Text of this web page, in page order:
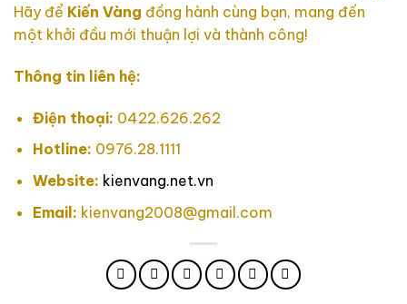
Hãy để Kiến Vàng đồng hành cùng bạn, mang đến
một khởi đầu mới thuận lợi và thành công!
Thông tin liên hệ:
Điện thoại: 0422.626.262
Hotline: 0976.28.1111
Website: kienvang.net.vn
Email: kienvang2008@gmail.com